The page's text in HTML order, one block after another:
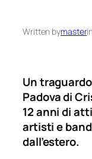
Written bymaster
Un
Padova di
12 anni di
artisti e
dall’estero.